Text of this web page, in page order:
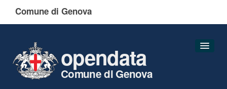
Comune di Genova
opendata
Comune di Genova